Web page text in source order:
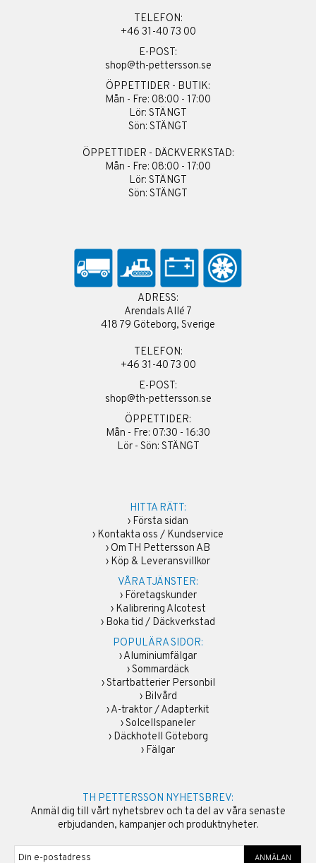
TELEFON:
+46 31-40 73 00
E-POST:
shop@th-pettersson.se
ÖPPETTIDER - BUTIK:
Mån - Fre: 08:00 - 17:00
Lör: STÄNGT
Sön: STÄNGT
ÖPPETTIDER - DÄCKVERKSTAD:
Mån - Fre: 08:00 - 17:00
Lör: STÄNGT
Sön: STÄNGT
ADRESS:
Arendals Allé 7
418 79 Göteborg, Sverige
TELEFON:
+46 31-40 73 00
E-POST:
shop@th-pettersson.se
ÖPPETTIDER:
Mån - Fre: 07:30 - 16:30
Lör - Sön: STÄNGT
HITTA RÄTT:
› Första sidan
› Kontakta oss / Kundservice
› Om TH Pettersson AB
› Köp & Leveransvillkor
VÅRA TJÄNSTER:
› Företagskunder
› Kalibrering Alcotest
› Boka tid / Däckverkstad
POPULÄRA SIDOR:
›Aluminiumfälgar
›Sommardäck
›Startbatterier Personbil
› Bilvård
›A-traktor / Adapterkit
›Solcellspaneler
› Däckhotell Göteborg
› Fälgar
TH PETTERSSON NYHETSBREV:
Anmäl dig till vårt nyhetsbrev och ta del av våra senaste
erbjudanden, kampanjer och produktnyheter.
ANMÄLAN